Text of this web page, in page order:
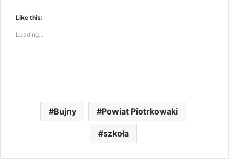
Like this:
Loading...
Bujny Powiat Piotrkowaki
szkoła